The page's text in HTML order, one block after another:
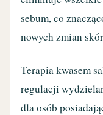
sebum, co
nowych zmian
Terapia kwasem
regulacji
dla osób